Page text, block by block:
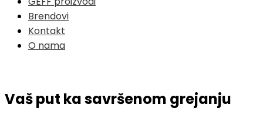
Brendovi
Kontakt
O nama
Vaš put ka savršenom grejanju